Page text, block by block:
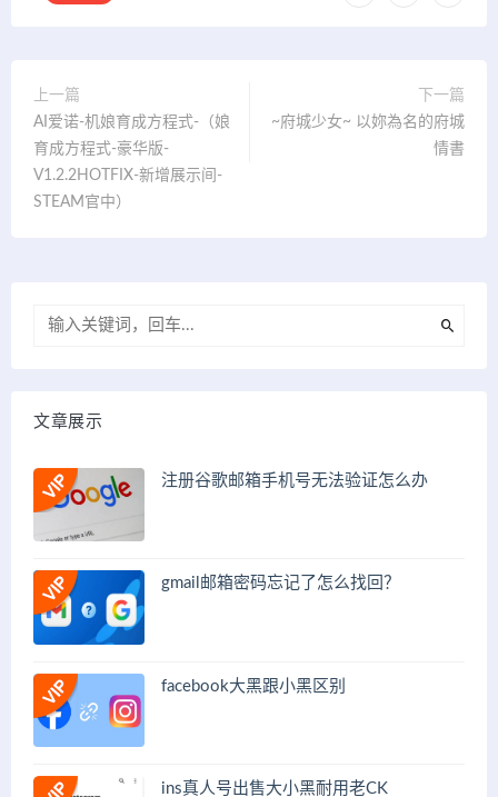
上一篇
AI爱诺-机娘育成方程式-（娘
育成方程式-豪华版-
V1.2.2HOTFIX-新增展示间-
STEAM官中）
下一篇
~府城少女~ 以妳為名的府城
情書
文章展示
注册谷歌邮箱手机号无法验证怎么办
gmail邮箱密码忘记了怎么找回？
facebook大黑跟小黑区别
ins真人号出售大小黑耐用老CK